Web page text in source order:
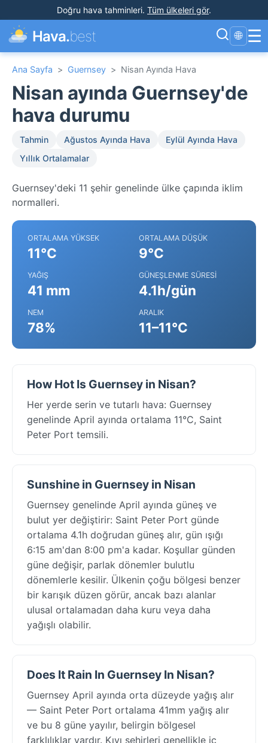
Doğru hava tahminleri. Tüm ülkeleri gör.
Hava.best 🌐 ☰
Ana Sayfa > Guernsey > Nisan Ayında Hava
Nisan ayında Guernsey'de
hava durumu
Tahmin Ağustos Ayında Hava
Eylül Ayında Hava
Yıllık Ortalamalar
Guernsey'deki 11 şehir genelinde ülke çapında iklim
normalleri.
ORTALAMA YÜKSEK
11°C
ORTALAMA DÜŞÜK
9°C
YAĞIŞ
41 mm
GÜNEŞLENME SÜRESI
4.1h/gün
NEM
78%
ARALIK
11–11°C
How Hot Is Guernsey in Nisan?
Her yerde serin ve tutarlı hava: Guernsey
genelinde April ayında ortalama 11°C, Saint
Peter Port temsili.
Sunshine in Guernsey in Nisan
Guernsey genelinde April ayında güneş ve
bulut yer değiştirir: Saint Peter Port günde
ortalama 4.1h doğrudan güneş alır, gün ışığı
6:15 am'dan 8:00 pm'a kadar. Koşullar günden
güne değişir, parlak dönemler bulutlu
dönemlerle kesilir. Ülkenin çoğu bölgesi benzer
bir karışık düzen görür, ancak bazı alanlar
ulusal ortalamadan daha kuru veya daha
yağışlı olabilir.
Does It Rain In Guernsey In Nisan?
Guernsey April ayında orta düzeyde yağış alır
— Saint Peter Port ortalama 41mm yağış alır
ve bu 8 güne yayılır, belirgin bölgesel
farklılıklar vardır. Kıyı şehirleri genellikle iç